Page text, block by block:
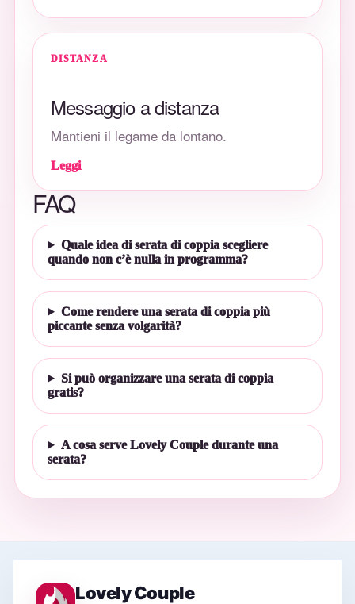
DISTANZA
Messaggio a distanza
Mantieni il legame da lontano.
Leggi
FAQ
Quale idea di serata di coppia scegliere
quando non c’è nulla in programma?
Come rendere una serata di coppia più
piccante senza volgarità?
Si può organizzare una serata di coppia
gratis?
A cosa serve Lovely Couple durante una
serata?
Lovely Couple